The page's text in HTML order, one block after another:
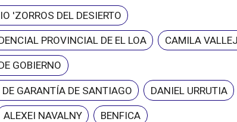
'ZORROS DEL DESIERTO
PROVINCIAL DE EL LOA CAMILA
GOBIERNO
GARANTÍA DE SANTIAGO DANIEL URRUTIA
ALEXEI NAVALNY BENFICA